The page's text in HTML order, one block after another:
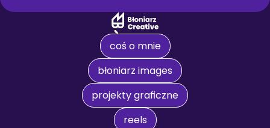
coś o mnie
błoniarz images
projekty graficzne
reels